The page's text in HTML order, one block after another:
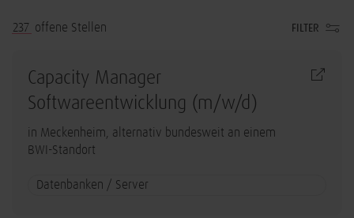
237 offene Stellen FILTER
Capacity Manager
Softwareentwicklung (m/w/d)
in Meckenheim, alternativ bundesweit an einem
BWI-Standort
Datenbanken / Server